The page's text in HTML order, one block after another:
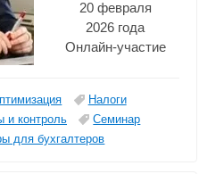
20 февраля
2026 года
Онлайн-участие
Налоги
и контроль
Семинар
для бухгалтеров